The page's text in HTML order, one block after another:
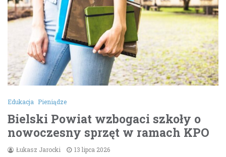
Edukacja Pieniądze
Bielski Powiat wzbogaci szkoły o
nowoczesny sprzęt w ramach KPO
Łukasz Jarocki 13 lipca 2026